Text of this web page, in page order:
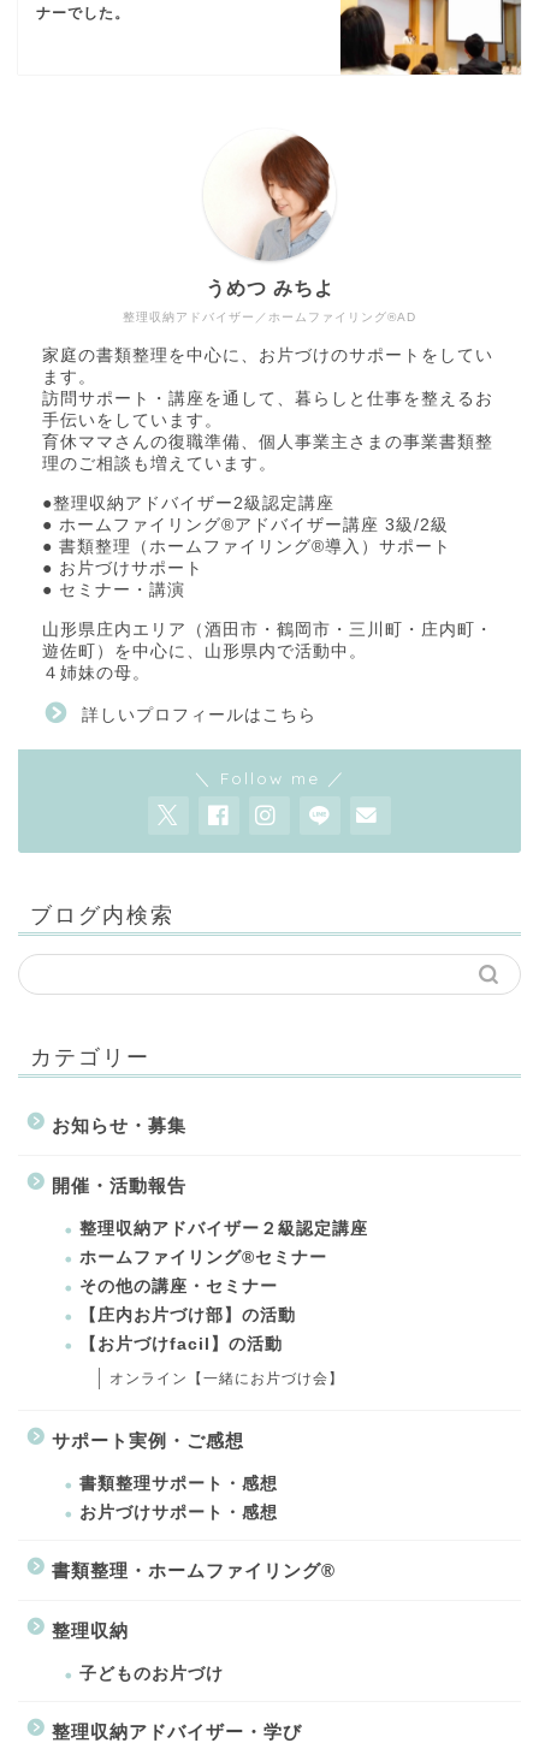
ナーでした。
整理収納アドバイザー／ホームファイリング®AD
うめつ みちよ
家庭の書類整理を中心に、お片づけのサポートをしてい
ます。
訪問サポート・講座を通して、暮らしと仕事を整えるお
手伝いをしています。
育休ママさんの復職準備、個人事業主さまの事業書類整
理のご相談も増えています。
●整理収納アドバイザー2級認定講座
● ホームファイリング®アドバイザー講座 3級/2級
● 書類整理（ホームファイリング®導入）サポート
● お片づけサポート
● セミナー・講演
山形県庄内エリア（酒田市・鶴岡市・三川町・庄内町・
遊佐町）を中心に、山形県内で活動中。
４姉妹の母。
詳しいプロフィールはこちら
＼ Follow me ／
ブログ内検索
カテゴリー
お知らせ・募集
開催・活動報告
整理収納アドバイザー２級認定講座
ホームファイリング®セミナー
その他の講座・セミナー
【庄内お片づけ部】の活動
【お片づけfacil】の活動
オンライン【一緒にお片づけ会】
サポート実例・ご感想
書類整理サポート・感想
お片づけサポート・感想
書類整理・ホームファイリング®
整理収納
子どものお片づけ
整理収納アドバイザー・学び